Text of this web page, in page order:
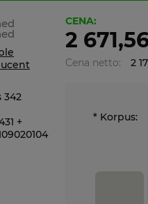
342
+
CENA:
2
Cena netto: 2
* Korpus: